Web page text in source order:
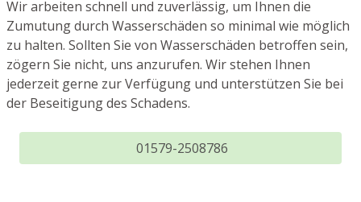
Wir arbeiten schnell und zuverlässig, um Ihnen die
Zumutung durch Wasserschäden so minimal wie möglich
zu halten. Sollten Sie von Wasserschäden betroffen sein,
zögern Sie nicht, uns anzurufen. Wir stehen Ihnen
jederzeit gerne zur Verfügung und unterstützen Sie bei
der Beseitigung des Schadens.
01579-2508786